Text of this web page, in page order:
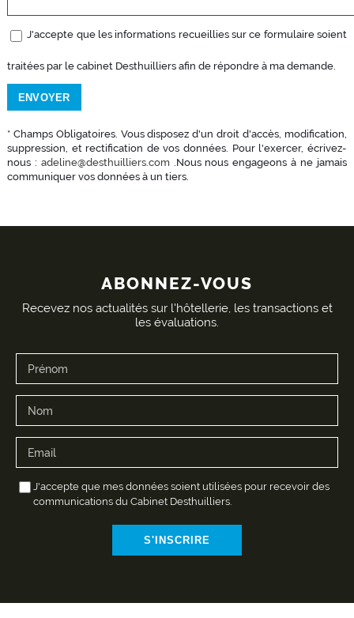
J'accepte que les informations recueillies sur ce formulaire soient
traitées par le cabinet Desthuilliers afin de répondre à ma demande.
* Champs Obligatoires. Vous disposez d'un droit d'accès, modification,
suppression, et rectification de vos données. Pour l'exercer, écrivez-
nous : adeline@desthuilliers.com.Nous nous engageons à ne jamais
communiquer vos données à un tiers.
ABONNEZ-VOUS
Recevez nos actualités sur l'hôtellerie, les transactions et
les évaluations.
J'accepte que mes données soient utilisées pour recevoir des
communications du Cabinet Desthuilliers.
S'INSCRIRE